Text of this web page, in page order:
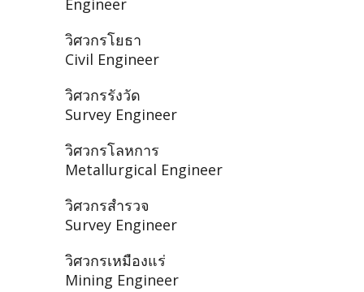
Engineer
วิศวกรโยธา
Civil Engineer
วิศวกรรังวัด
Survey Engineer
วิศวกรโลหการ
Metallurgical Engineer
วิศวกรสำรวจ
Survey Engineer
วิศวกรเหมืองแร่
Mining Engineer